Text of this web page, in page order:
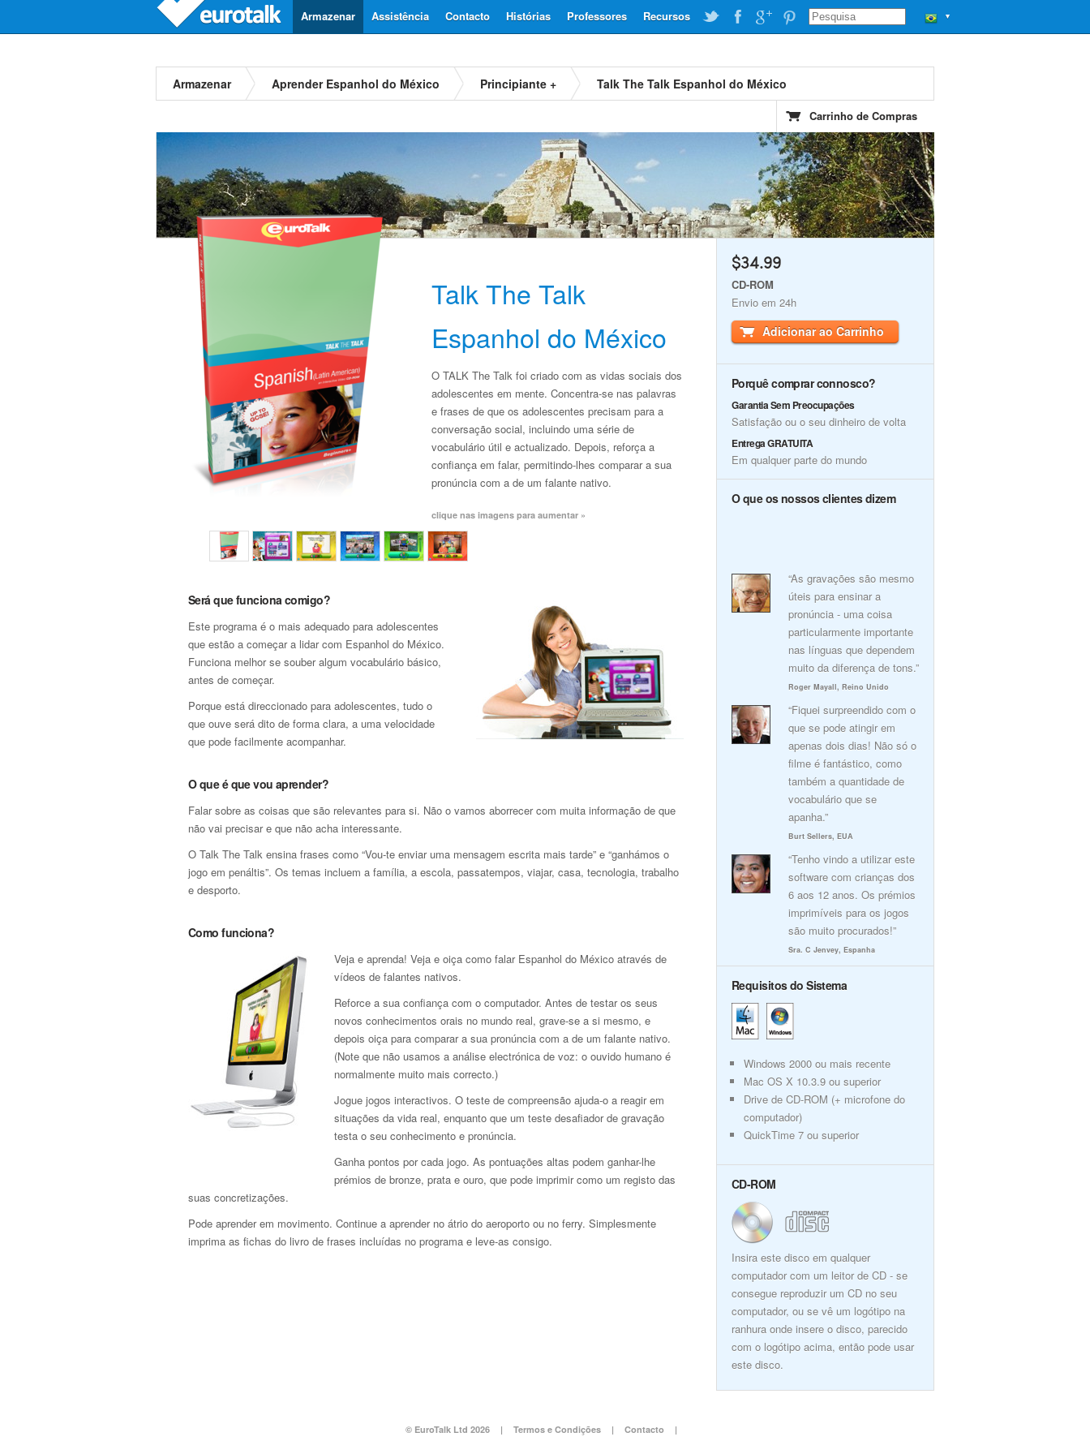
▼
Recursos
Professores
Histórias
Contacto
Assistência
Armazenar
Armazenar Aprender Espanhol do México Principiante + Talk The Talk Espanhol do México
Carrinho de Compras
Talk The Talk
Espanhol do México
O TALK The Talk foi criado com as vidas sociais dos
adolescentes em mente. Concentra-se nas palavras
e frases de que os adolescentes precisam para a
conversação social, incluindo uma série de
vocabulário útil e actualizado. Depois, reforça a
confiança em falar, permitindo-lhes comparar a sua
pronúncia com a de um falante nativo.
clique nas imagens para aumentar »
Será que funciona comigo?
Este programa é o mais adequado para adolescentes
que estão a começar a lidar com Espanhol do México.
Funciona melhor se souber algum vocabulário básico,
antes de começar.
Porque está direccionado para adolescentes, tudo o
que ouve será dito de forma clara, a uma velocidade
que pode facilmente acompanhar.
O que é que vou aprender?
Falar sobre as coisas que são relevantes para si. Não o vamos aborrecer com muita informação de que
não vai precisar e que não acha interessante.
O Talk The Talk ensina frases como “Vou-te enviar uma mensagem escrita mais tarde” e “ganhámos o
jogo em penáltis”. Os temas incluem a família, a escola, passatempos, viajar, casa, tecnologia, trabalho
e desporto.
Como funciona?
Veja e aprenda! Veja e oiça como falar Espanhol do México através de
vídeos de falantes nativos.
Reforce a sua confiança com o computador. Antes de testar os seus
novos conhecimentos orais no mundo real, grave-se a si mesmo, e
depois oiça para comparar a sua pronúncia com a de um falante nativo.
(Note que não usamos a análise electrónica de voz: o ouvido humano é
normalmente muito mais correcto.)
Jogue jogos interactivos. O teste de compreensão ajuda-o a reagir em
situações da vida real, enquanto que um teste desafiador de gravação
testa o seu conhecimento e pronúncia.
Ganha pontos por cada jogo. As pontuações altas podem ganhar-lhe
prémios de bronze, prata e ouro, que pode imprimir como um registo das
suas concretizações.
Pode aprender em movimento. Continue a aprender no átrio do aeroporto ou no ferry. Simplesmente
imprima as fichas do livro de frases incluídas no programa e leve-as consigo.
$34.99
CD-ROM
Envio em 24h
Adicionar ao Carrinho
Porquê comprar connosco?
Garantia Sem Preocupações
Satisfação ou o seu dinheiro de volta
Entrega GRATUITA
Em qualquer parte do mundo
O que os nossos clientes dizem
“As gravações são mesmo
úteis para ensinar a
pronúncia - uma coisa
particularmente importante
nas línguas que dependem
muito da diferença de tons.”
Roger Mayall, Reino Unido
“Fiquei surpreendido com o
que se pode atingir em
apenas dois dias! Não só o
filme é fantástico, como
também a quantidade de
vocabulário que se
apanha.”
Burt Sellers, EUA
“Tenho vindo a utilizar este
software com crianças dos
6 aos 12 anos. Os prémios
imprimíveis para os jogos
são muito procurados!”
Sra. C Jenvey, Espanha
Requisitos do Sistema
Windows 2000 ou mais recente
Mac OS X 10.3.9 ou superior
Drive de CD-ROM (+ microfone do
computador)
QuickTime 7 ou superior
CD-ROM
Insira este disco em qualquer
computador com um leitor de CD - se
consegue reproduzir um CD no seu
computador, ou se vê um logótipo na
ranhura onde insere o disco, parecido
com o logótipo acima, então pode usar
este disco.
© EuroTalk Ltd 2026 | Termos e Condições | Contacto |